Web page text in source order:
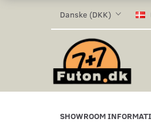
Danske (DKK)
SHOWROOM